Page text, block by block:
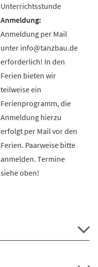
Unterrichtsstunde
Anmeldung per Mail
unter info@tanzbau.de
erforderlich! In den
Ferien bieten wir
teilweise ein
Ferienprogramm, die
Anmeldung hierzu
erfolgt per Mail vor den
Ferien. Paarweise bitte
anmelden. Termine
siehe oben!